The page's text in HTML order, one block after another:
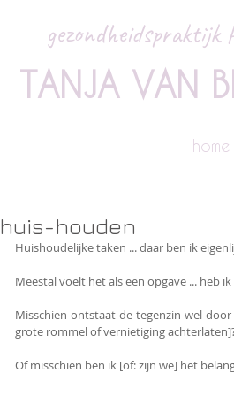
gezondheidspraktijk
TANJA VAN
home
huis-houden
Huishoudelijke taken ... daar ben ik
Meestal voelt het als een opgave ... heb
Misschien ontstaat de tegenzin wel
grote rommel of vernietiging
Of misschien ben ik [of: zijn we] het